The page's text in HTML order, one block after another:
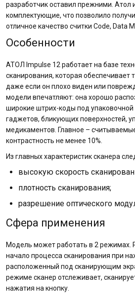
разработчик оставил прежними. Атол
комплектующие, что позволило
отличное качество считки Code, Data
Особенности
АТОЛ Impulse 12 работает на базе
сканирования, которая обеспечивает
даже если он плохо виден или
модели впечатляют: она хорошо
широкие штрих-коды под упаковочной
гаджетов, бликующих поверхностей,
медикаментов. Главное –
контрастность не менее 10%.
Из главных характеристик сканера
высокую скорость
плотность сканирования;
разрешение оптического
Сфера применения
Модель может работать в 2 режимах.
начало процесса сканирования при
расположенный под сканирующим
режиме сканер отслеживает,
нажатия на кнопку.